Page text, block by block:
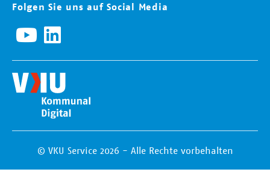
Folgen Sie uns auf Social Media
© VKU Service 2026 - Alle Rechte vorbehalten